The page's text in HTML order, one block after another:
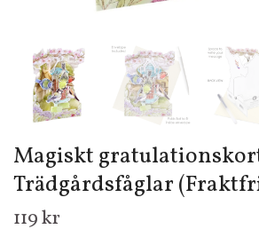
Magiskt
Trädgårdsfåglar
119 kr